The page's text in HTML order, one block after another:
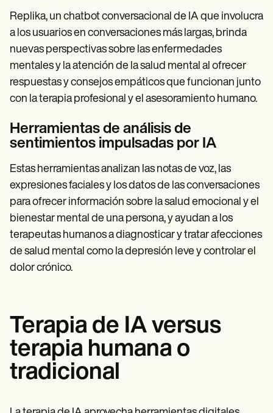
Replika, un chatbot conversacional de IA que involucra
a los usuarios en conversaciones más largas, brinda
nuevas perspectivas sobre las enfermedades
mentales y la atención de la salud mental al ofrecer
respuestas y consejos empáticos que funcionan junto
con la terapia profesional y el asesoramiento humano.
Herramientas de análisis de
sentimientos impulsadas por IA
Estas herramientas analizan las notas de voz, las
expresiones faciales y los datos de las conversaciones
para ofrecer información sobre la salud emocional y el
bienestar mental de una persona, y ayudan a los
terapeutas humanos a diagnosticar y tratar afecciones
de salud mental como la depresión leve y controlar el
dolor crónico.
Terapia de IA versus
terapia humana o
tradicional